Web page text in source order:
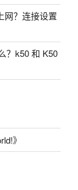
网？连接设置
？k50 和 K50
》